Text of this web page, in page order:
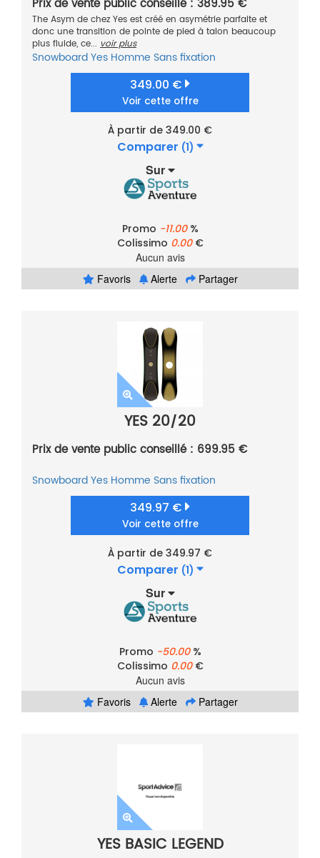
Prix de vente public conseillé : 389.95 €
The Asym de chez Yes est créé en asymétrie parfaite et
donc une transition de pointe de pied à talon beaucoup
plus fluide, ce... voir plus
SnowboardYes Homme Sans fixation
349.00 €
Voir cette offre
À partir de 349.00 €
Comparer (1)
Sur
Promo -11.00%
Colissimo 0.00€
Aucun avis
Favoris
Alerte Partager
YES 20/20
Prix de vente public conseillé : 699.95 €
SnowboardYes Homme Sans fixation
349.97 €
Voir cette offre
À partir de 349.97 €
Comparer (1)
Sur
Promo -50.00%
Colissimo 0.00€
Aucun avis
Favoris
Alerte Partager
YES BASIC LEGEND